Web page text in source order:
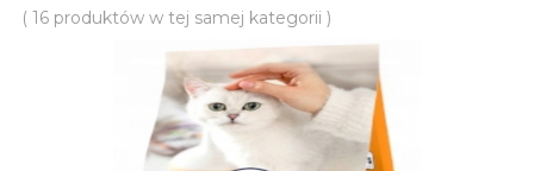
( 16 produktów w tej samej kategorii )